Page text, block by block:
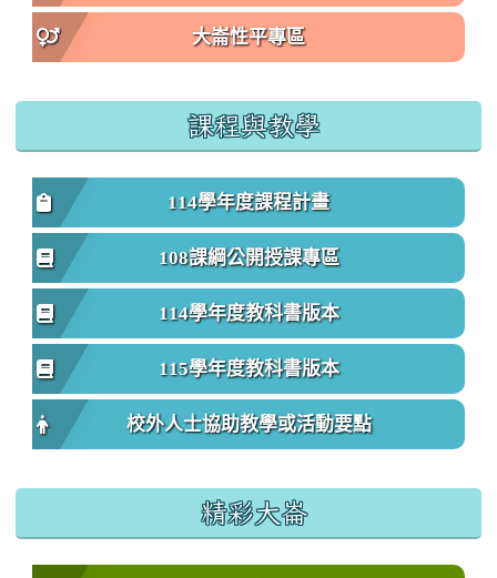
大崙性平專區
課程與教學
114學年度課程計畫
108課綱公開授課專區
114學年度教科書版本
115學年度教科書版本
校外人士協助教學或活動要點
精彩大崙